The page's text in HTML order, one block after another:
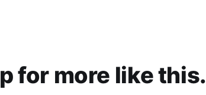
for more like this.